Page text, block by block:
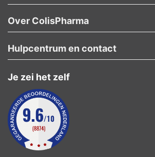
Over ColisPharma
Je zei het zelf
Hulpcentrum en contact